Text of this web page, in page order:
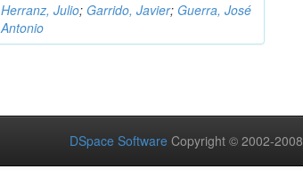
Herranz, Julio; Garrido, Javier; Guerra, José
Antonio
DSpace Software Copyright © 2002-2008